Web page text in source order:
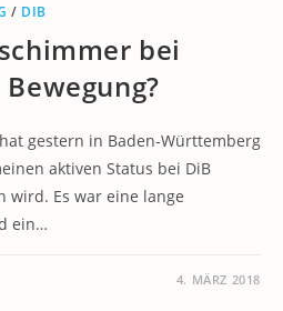
/ DIB
bei
gestern in Baden-Württemberg
aktiven Status bei DiB
wird. Es war eine lange
ein…
4. MÄRZ 2018